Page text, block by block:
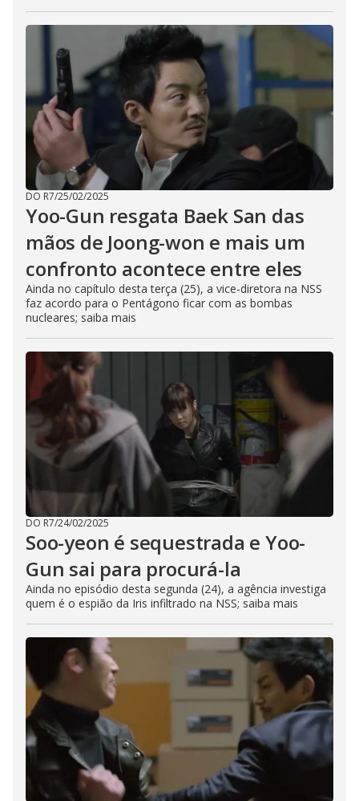
DO R7/25/02/2025
Yoo-Gun resgata Baek San das
mãos de Joong-won e mais um
confronto acontece entre eles
Ainda no capítulo desta terça (25), a vice-diretora na NSS
faz acordo para o Pentágono ficar com as bombas
nucleares; saiba mais
DO R7/24/02/2025
Soo-yeon é sequestrada e Yoo-
Gun sai para procurá-la
Ainda no episódio desta segunda (24), a agência investiga
quem é o espião da Iris infiltrado na NSS; saiba mais